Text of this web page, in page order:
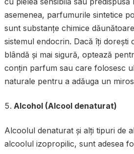
asemenea, parfumurile sintetice
sunt substanțe chimice
sistemul endocrin. Dacă îți dorești
blândă și mai sigură, optează
conțin parfum sau care folosesc
naturale pentru a adăuga un
Alcohol (Alcool denaturat)
Alcoolul denaturat și alți tipuri de
alcoolul izopropilic, sunt adesea